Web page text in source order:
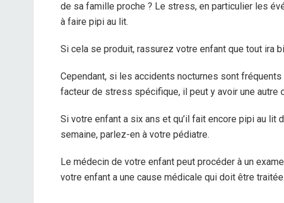
de sa famille proche ? Le stress, en particulier les
à faire pipi au lit.
Si cela se produit, rassurez votre enfant que tout ira
Cependant, si les accidents nocturnes sont
facteur de stress spécifique, il peut y avoir une autre
Si votre enfant a six ans et qu’il fait encore pipi au lit
semaine, parlez-en à votre pédiatre.
Le médecin de votre enfant peut procéder à un
votre enfant a une cause médicale qui doit être traitée.